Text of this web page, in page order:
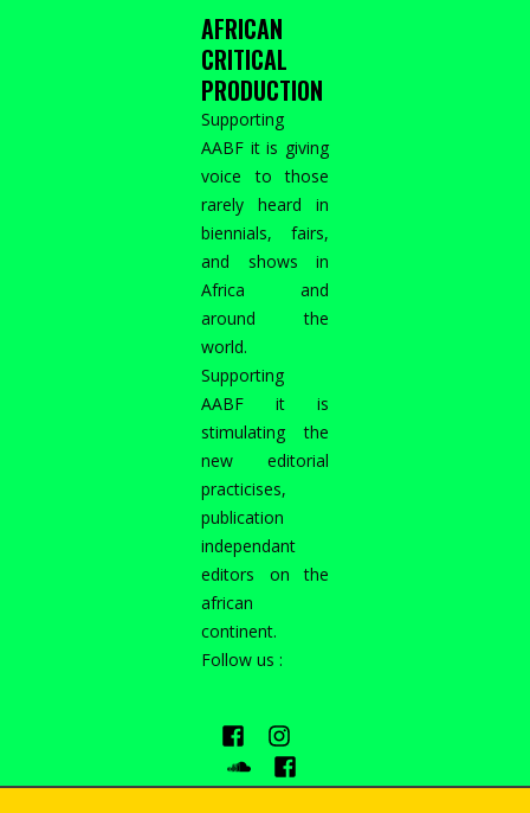
AFRICAN
CRITICAL
PRODUCTION
Supporting
AABF it is giving
voice to those
rarely heard in
biennials, fairs,
and shows in
Africa and
around the
world.
Supporting
AABF it is
stimulating the
new editorial
practicises,
publication
independant
editors on the
african
continent.
Follow us :